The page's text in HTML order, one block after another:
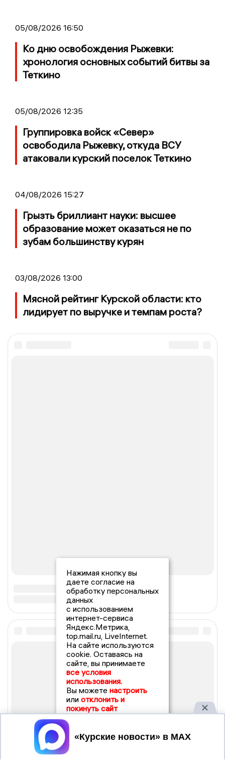
05/08/2026 16:50
Ко дню освобождения Рыжевки:
хронология основных событий битвы за
Теткино
05/08/2026 12:35
Группировка войск «Север»
освободила Рыжевку, откуда ВСУ
атаковали курский поселок Теткино
04/08/2026 15:27
Грызть бриллиант науки: высшее
образование может оказаться не по
зубам большинству курян
03/08/2026 13:00
Мясной рейтинг Курской области: кто
лидирует по выручке и темпам роста?
Нажимая кнопку вы
даете согласие на
обработку персональных
данных
с использованием
интернет-сервиса
Яндекс.Метрика,
top.mail.ru, LiveInternet.
На сайте используются
cookie. Оставаясь на
сайте, вы принимаете
все условия
использования.
Вы можете настроить
или отклонить и
покинуть сайт
Принять